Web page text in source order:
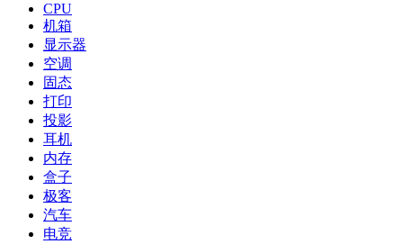
CPU
机箱
显示器
空调
固态
打印
投影
耳机
内存
盒子
极客
汽车
电竞